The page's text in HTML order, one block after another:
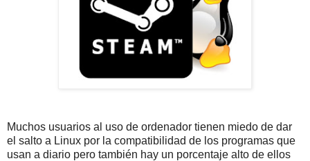
Muchos usuarios al uso de ordenador tienen miedo de dar
el salto a Linux por la compatibilidad de los programas que
usan a diario pero también hay un porcentaje alto de ellos